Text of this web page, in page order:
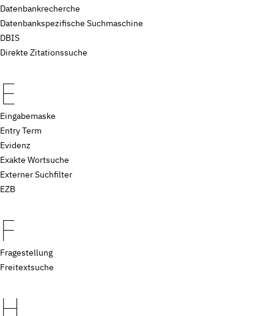
Datenbankrecherche
Datenbankspezifische Suchmaschine
DBIS
Direkte Zitationssuche
E
Eingabemaske
Entry Term
Evidenz
Exakte Wortsuche
Externer Suchfilter
EZB
F
Fragestellung
Freitextsuche
H